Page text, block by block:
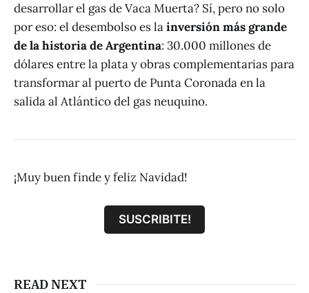
desarrollar el gas de Vaca Muerta? Sí, pero no solo
por eso: el desembolso es lainversión más grande
de la historia de Argentina: 30.000 millones de
dólares entre la plata y obras complementarias para
transformar al puerto de Punta Coronada en la
salida al Atlántico del gas neuquino.
¡Muy buen finde y feliz Navidad!
SUSCRIBITE!
READ NEXT